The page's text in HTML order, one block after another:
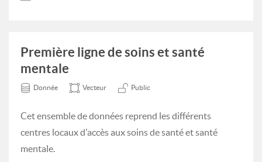
Première ligne de soins et santé
mentale
Donnée Vecteur Public
Cet ensemble de données reprend les différents
centres locaux d'accès aux soins de santé et santé
mentale.